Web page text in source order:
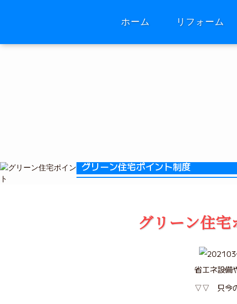
ホーム リフォーム
グリーン住宅ポイント制度
グリーン住宅
省エネ設備
▽▽ 只今